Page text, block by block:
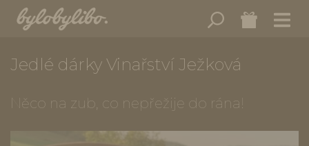
Jedlé dárky Vinařství Ježková
Něco na zub, co nepřežije do rána!